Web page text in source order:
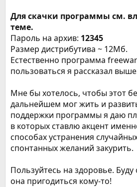
Для скачки программы см.
теме.
Пароль на архив: 12345
Размер дистрибутива ~ 12Мб.
Естественно программа
пользоваться я рассказал
Мне бы хотелось, чтобы этот
дальнейшем мог жить и
поддержки программы я даю
в которых ставлю акцент
способах устранения
спонтанных желаний закурить.
Пользуйтесь на здоровье. Буду
она пригодиться кому-то!